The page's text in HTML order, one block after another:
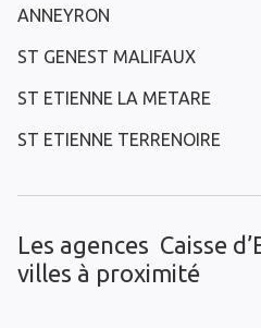
ANNEYRON
ST GENEST MALIFAUX
ST ETIENNE LA METARE
ST ETIENNE TERRENOIRE
Les agences Caisse
villes à proximité